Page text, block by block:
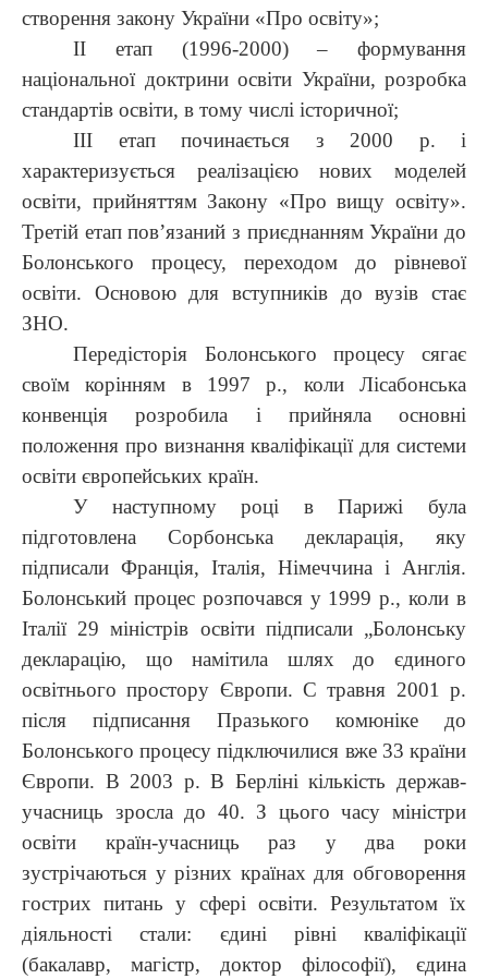
створення закону України «Про освіту»;
ІІ етап (1996-2000) – формування
національної доктрини освіти України, розробка
стандартів освіти, в тому числі історичної;
ІІІ етап починається з 2000 р. і
характеризується реалізацією нових моделей
освіти, прийняттям Закону «Про вищу освіту».
Третій етап пов’язаний з приєднанням України до
Болонського процесу, переходом до рівневої
освіти. Основою для вступників до вузів стає
ЗНО.
Передісторія Болонського процесу сягає
своїм корінням в 1997 р., коли Лісабонська
конвенція розробила і прийняла основні
положення про визнання кваліфікації для системи
освіти європейських країн.
У наступному році в Парижі була
підготовлена Сорбонська декларація, яку
підписали Франція, Італія, Німеччина і Англія.
Болонський процес розпочався у 1999 р., коли в
Італії 29 міністрів освіти підписали „Болонську
декларацію, що намітила шлях до єдиного
освітнього простору Європи. С травня 2001 р.
після підписання Празького комюніке до
Болонського процесу підключилися вже 33 країни
Європи. В 2003 р. В Берліні кількість держав-
учасниць зросла до 40. З цього часу міністри
освіти країн-учасниць раз у два роки
зустрічаються у різних країнах для обговорення
гострих питань у сфері освіти. Результатом їх
діяльності стали: єдині рівні кваліфікації
(бакалавр, магістр, доктор філософії), єдина